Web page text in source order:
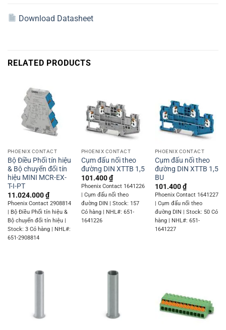
Download Datasheet
RELATED PRODUCTS
PHOENIX CONTACT
Bộ Điều Phối tín hiệu
& Bộ chuyển đổi tín
hiệu MINI MCR-EX-
T-I-PT
11.024.000₫
Phoenix Contact 2908814
| Bộ Điều Phối tín hiệu &
Bộ chuyển đổi tín hiệu |
Stock: 3 Có hàng | NHL#:
651-2908814
PHOENIX CONTACT
Cụm đấu nối theo
đường DIN XTTB 1,5
101.400₫
Phoenix Contact 1641226
| Cụm đấu nối theo
đường DIN | Stock: 157
Có hàng | NHL#: 651-
1641226
PHOENIX CONTACT
Cụm đấu nối theo
đường DIN XTTB 1,5
BU
101.400₫
Phoenix Contact 1641227
| Cụm đấu nối theo
đường DIN | Stock: 50 Có
hàng | NHL#: 651-
1641227